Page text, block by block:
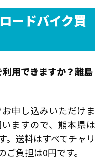
ードバイク買
用できますか？離島
申し込みいただけま
ますので、熊本県は
。送料はすべてチャリ
ご負担は0円です。